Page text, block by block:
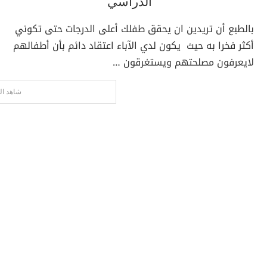
بالطبع أن تريدين ان يحقق طفلك أعلى الدرجات حتى تكوني
أكثر فخرا به حيث يكون لدي الآباء اعتقاد دائم بأن أطفالهم
لايعرفون مصلحتهم ويستغرقون …
شاهد